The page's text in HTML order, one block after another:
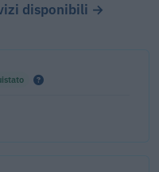
disponibili →